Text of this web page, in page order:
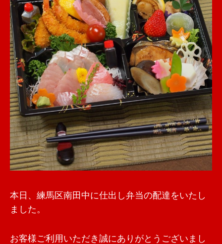
本日、練馬区南田中に仕出し弁当の配達をいたし
ました。
お客様ご利用いただき誠にありがとうございまし